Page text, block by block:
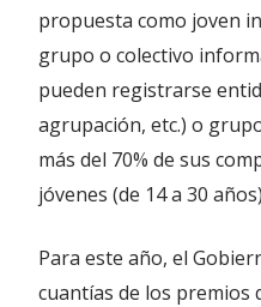
propuesta como joven
grupo o colectivo
pueden registrarse
agrupación, etc.) o
más del 70% de sus
jóvenes (de 14 a 30
Para este año, el
cuantías de los premios